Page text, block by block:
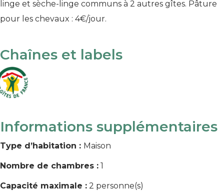
linge et sèche-linge communs à 2 autres gîtes. Pâture
pour les chevaux : 4€/jour.
Chaînes et labels
Informations supplémentaires
Type d’habitation : Maison
Nombre de chambres : 1
Capacité maximale : 2 personne(s)